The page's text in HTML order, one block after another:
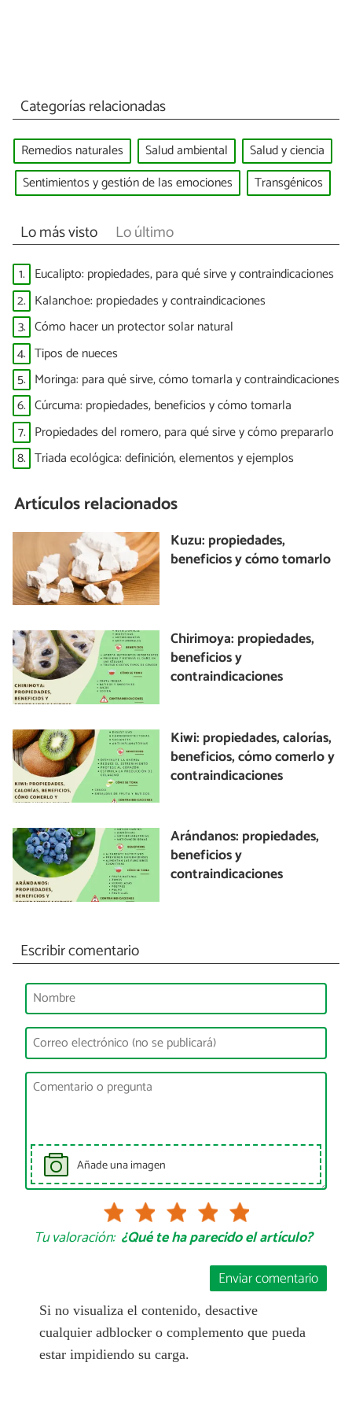
Categorías relacionadas
Remedios naturales Salud ambiental
Salud y ciencia
Sentimientos y gestión de las emociones
Transgénicos
Lo más visto Lo último
1. Eucalipto: propiedades, para qué sirve y contraindicaciones
2. Kalanchoe: propiedades y contraindicaciones
3. Cómo hacer un protector solar natural
4. Tipos de nueces
5. Moringa: para qué sirve, cómo tomarla y contraindicaciones
6. Cúrcuma: propiedades, beneficios y cómo tomarla
7. Propiedades del romero, para qué sirve y cómo prepararlo
8. Triada ecológica: definición, elementos y ejemplos
Artículos relacionados
Kuzu: propiedades,
beneficios y cómo tomarlo
Chirimoya: propiedades,
beneficios y
contraindicaciones
Kiwi: propiedades, calorías,
beneficios, cómo comerlo y
contraindicaciones
Arándanos: propiedades,
beneficios y
contraindicaciones
Escribir comentario
Añade una imagen
Tu valoración: ¿Qué te ha parecido el artículo?
Enviar comentario
Si no visualiza el contenido, desactive
cualquier adblocker o complemento que pueda
estar impidiendo su carga.